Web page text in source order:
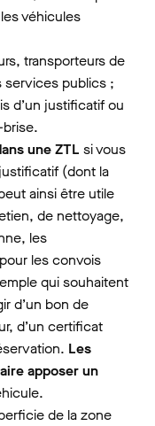
véhicules
transporteurs de
services publics ;
d’un justificatif ou
une ZTL si vous
(dont la
ainsi être utile
de nettoyage,
les
les convois
qui souhaitent
d’un bon de
d’un certificat
Les
apposer un
de la zone